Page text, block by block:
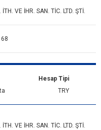
VE İHR. SAN. TİC. LTD. ŞTİ.
Hesap Tipi
TRY
VE İHR. SAN. TİC. LTD. ŞTİ.